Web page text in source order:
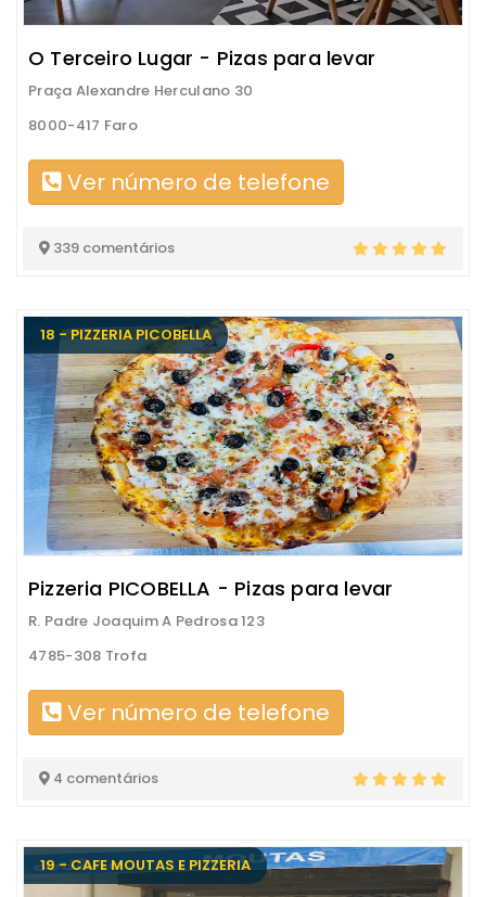
O Terceiro Lugar - Pizas para levar
Praça Alexandre Herculano 30
8000-417 Faro
Ver número de telefone
339 comentários
18 - PIZZERIA PICOBELLA
Pizzeria PICOBELLA - Pizas para levar
R. Padre Joaquim A Pedrosa 123
4785-308 Trofa
Ver número de telefone
4 comentários
19 - CAFE MOUTAS E PIZZERIA